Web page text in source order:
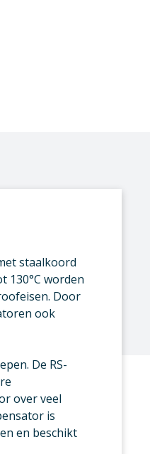
staalkoord
130°C worden
Door
ook
De RS-
over veel
is
en beschikt